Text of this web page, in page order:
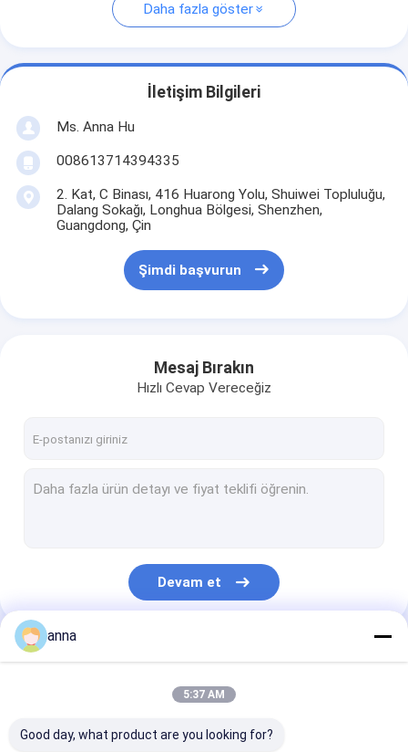
Daha fazla göster
İletişim Bilgileri
Ms. Anna Hu
008613714394335
2. Kat, C Binası, 416 Huarong Yolu, Shuiwei Topluluğu,
Dalang Sokağı, Longhua Bölgesi, Shenzhen,
Guangdong, Çin
Şimdi başvurun
Mesaj Bırakın
Hızlı Cevap Vereceğiz
Devam et
Kategorilerimiz
anna
5:37 AM
Good day, what product are you looking for?